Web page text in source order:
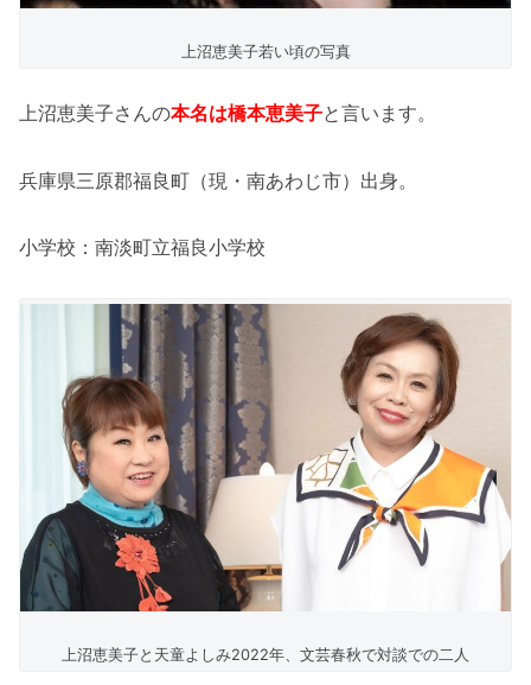
上沼恵美子若い頃の写真
上沼恵美子さんの本名は橋本恵美子と言います。
兵庫県三原郡福良町（現・南あわじ市）出身。
小学校：南淡町立福良小学校
上沼恵美子と天童よしみ2022年、文芸春秋で対談での二人